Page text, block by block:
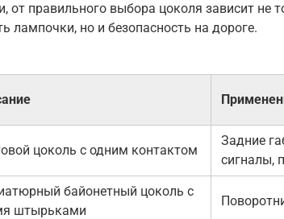
от правильного выбора цоколя зависит не
лампочки, но и безопасность на дороге.
цоколь с одним контактом
Задние
сигналы,
байонетный цоколь с
штырьками